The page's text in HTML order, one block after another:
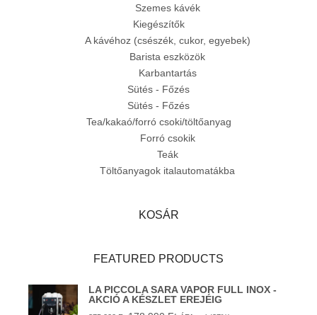
Szemes kávék
Kiegészítők
A kávéhoz (csészék, cukor, egyebek)
Barista eszközök
Karbantartás
Sütés - Főzés
Sütés - Főzés
Tea/kakaó/forró csoki/töltőanyag
Forró csokik
Teák
Töltőanyagok italautomatákba
KOSÁR
FEATURED PRODUCTS
LA PICCOLA SARA VAPOR FULL INOX -
AKCIÓ A KÉSZLET EREJÉIG